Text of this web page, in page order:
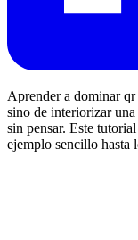
Aprender a dominar
sino de interiorizar una
sin pensar. Este
ejemplo sencillo hasta